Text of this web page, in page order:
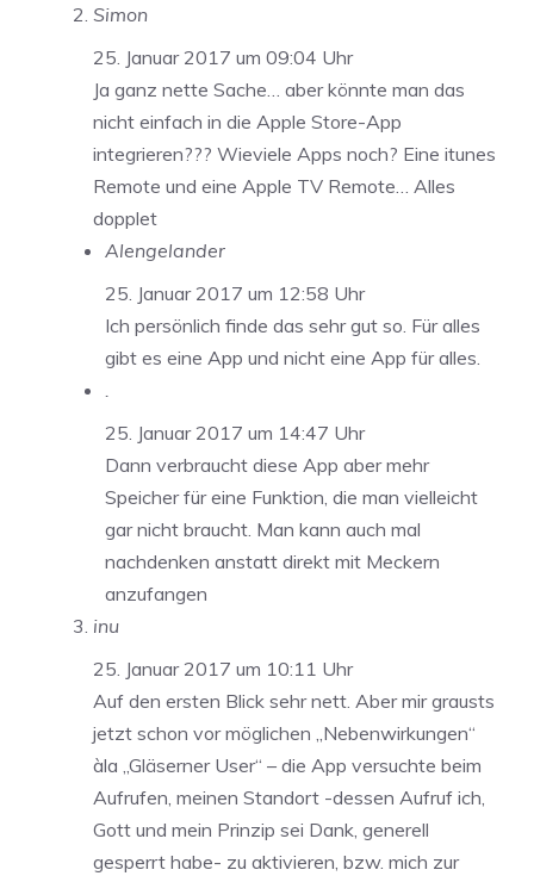
Simon
25. Januar 2017 um 09:04 Uhr
Ja ganz nette Sache… aber könnte man das
nicht einfach in die Apple Store-App
integrieren??? Wieviele Apps noch? Eine itunes
Remote und eine Apple TV Remote… Alles
dopplet
Alengelander
25. Januar 2017 um 12:58 Uhr
Ich persönlich finde das sehr gut so. Für alles
gibt es eine App und nicht eine App für alles.
.
25. Januar 2017 um 14:47 Uhr
Dann verbraucht diese App aber mehr
Speicher für eine Funktion, die man vielleicht
gar nicht braucht. Man kann auch mal
nachdenken anstatt direkt mit Meckern
anzufangen
inu
25. Januar 2017 um 10:11 Uhr
Auf den ersten Blick sehr nett. Aber mir grausts
jetzt schon vor möglichen „Nebenwirkungen“
àla „Gläserner User“ – die App versuchte beim
Aufrufen, meinen Standort -dessen Aufruf ich,
Gott und mein Prinzip sei Dank, generell
gesperrt habe- zu aktivieren, bzw. mich zur